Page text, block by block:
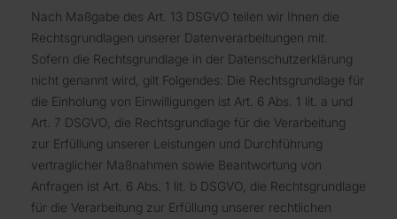
Nach Maßgabe des Art. 13 DSGVO teilen wir Ihnen die
Rechtsgrundlagen unserer Datenverarbeitungen mit.
Sofern die Rechtsgrundlage in der Datenschutzerklärung
nicht genannt wird, gilt Folgendes: Die Rechtsgrundlage für
die Einholung von Einwilligungen ist Art. 6 Abs. 1 lit. a und
Art. 7 DSGVO, die Rechtsgrundlage für die Verarbeitung
zur Erfüllung unserer Leistungen und Durchführung
vertraglicher Maßnahmen sowie Beantwortung von
Anfragen ist Art. 6 Abs. 1 lit. b DSGVO, die Rechtsgrundlage
für die Verarbeitung zur Erfüllung unserer rechtlichen